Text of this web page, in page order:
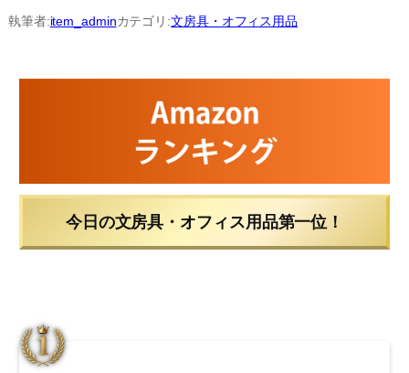
内
容
執筆者:item_adminカテゴリ:文房具・オフィス用品
今日の文房具・オフィス用品第一位！